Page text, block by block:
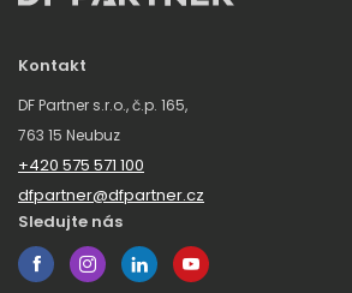
Kontakt
DF Partner s.r.o., č.p. 165,
763 15 Neubuz
+420 575 571 100
dfpartner@dfpartner.cz
Sledujte nás